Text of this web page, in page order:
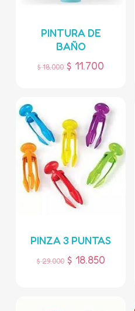
PINTURA DE
BAÑO
$18.000 $ 11.700
PINZA 3 PUNTAS
$29.000 $ 18.850